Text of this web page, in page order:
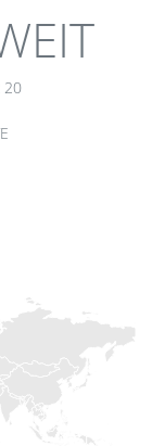
20